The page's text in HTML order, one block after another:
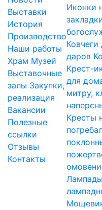
Выставки
История
Производство
Наши работы
Храм Музей
Выставочные
залы Закупки,
реализация
Вакансии
Полезные
ссылки
Отзывы
Контакты
Иконки
даров
Крест-
для
митру,
Кресты